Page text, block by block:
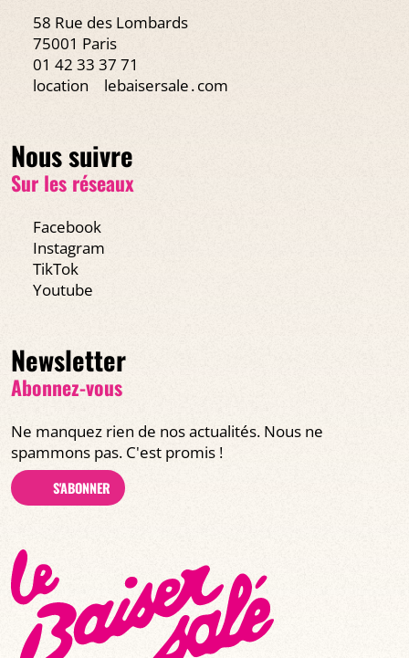
58 Rue des Lombards
75001 Paris
01 42 33 37 71
location
lebaisersale․com
Nous suivre
Sur les réseaux
Facebook
Instagram
TikTok
Youtube
Newsletter
Abonnez-vous
Ne manquez rien de nos actualités. Nous ne
spammons pas. C'est promis !
S'ABONNER